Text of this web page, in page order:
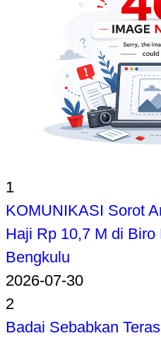
1
KOMUNIKASI Sorot
Haji Rp 10,7 M di
Bengkulu
2026-07-30
2
Badai Sebabkan